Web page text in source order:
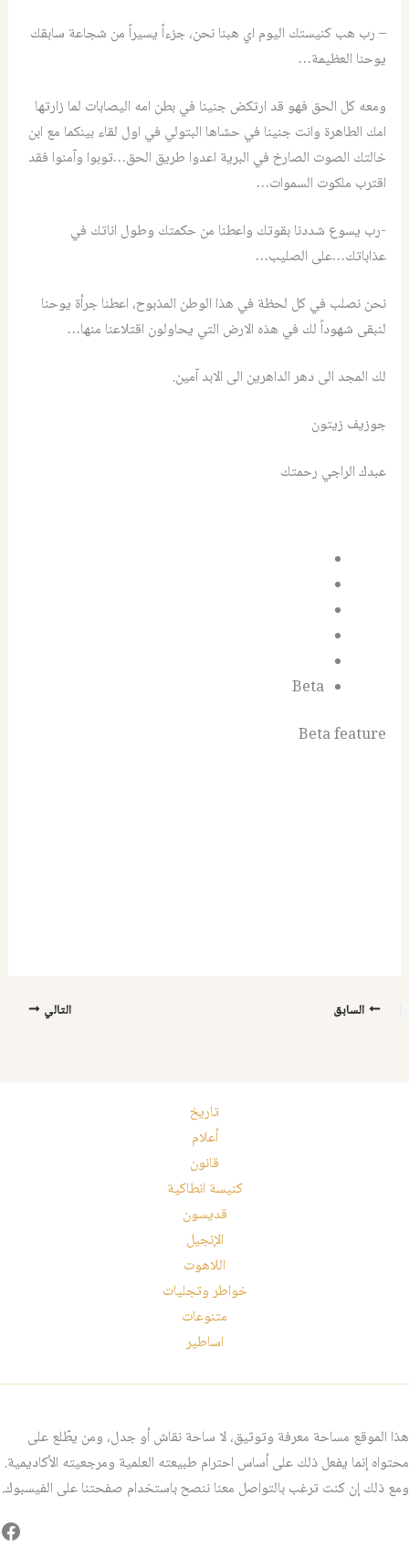
– رب هب كنيستك اليوم اي هبنا نحن، جزءاً يسيراً من شجاعة سابقك
يوحنا العظيمة…
ومعه كل الحق فهو قد ارتكض جنينا في بطن امه اليصابات لما زارتها
امك الطاهرة وانت جنينا في حشاها البتولي في اول لقاء بينكما مع ابن
خالتك الصوت الصارخ في البرية اعدوا طريق الحق…توبوا وآمنوا فقد
اقترب ملكوت السموات…
-رب يسوع شددنا بقوتك واعطنا من حكمتك وطول اناتك في
عذاباتك…على الصليب…
نحن نصلب في كل لحظة في هذا الوطن المذبوح، اعطنا جرأة يوحنا
لنبقى شهوداً لك في هذه الارض التي يحاولون اقتلاعنا منها…
لك المجد الى دهر الداهرين الى الابد آمين.
جوزيف زيتون
عبدك الراجي رحمتك
Beta
Beta feature
السابق التالي
تاريخ
أعلام
قانون
كنيسة انطاكية
قديسون
الإنجيل
اللاهوت
خواطر وتجليات
متنوعات
اساطير
هذا الموقع مساحة معرفة وتوثيق، لا ساحة نقاش أو جدل، ومن يطّلع على
محتواه إنما يفعل ذلك على أساس احترام طبيعته العلمية ومرجعيته الأكاديمية.
ومع ذلك إن كنت ترغب بالتواصل معنا ننصح باستخدام صفحتنا على الفيسبوك.